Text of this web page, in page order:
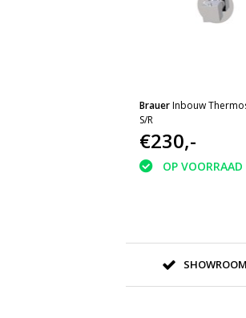
Brauer Inbouw
S/R
€230,-
OP VOORRAAD